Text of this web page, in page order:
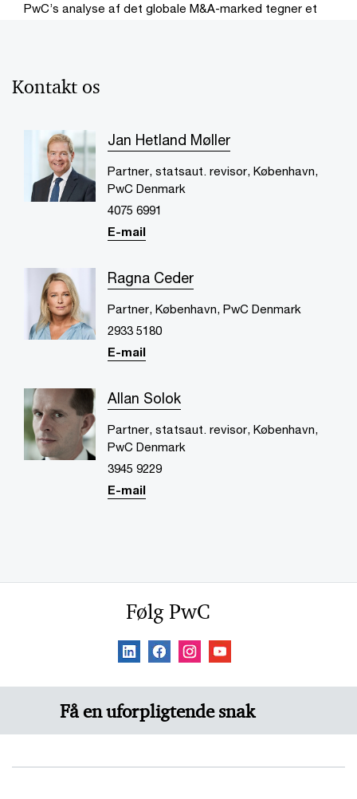
PwC’s analyse af det globale M&A-marked tegner et
Kontakt os
Jan Hetland Møller
Partner, statsaut. revisor, København,
PwC Denmark
4075 6991
E-mail
Ragna Ceder
Partner, København, PwC Denmark
2933 5180
E-mail
Allan Solok
Partner, statsaut. revisor, København,
PwC Denmark
3945 9229
E-mail
Følg PwC
Få en uforpligtende snak